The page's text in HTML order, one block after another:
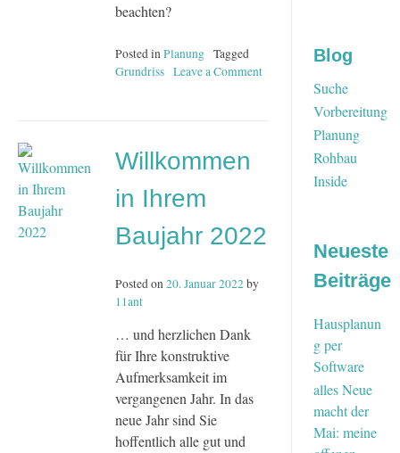
beachten?
Posted inPlanung Tagged
Grundriss Leave a Comment
der
ändern
Willkommen
in Ihrem
Baujahr 2022
Posted on20. Januar 2022by
11ant
… und herzlichen Dank
für Ihre konstruktive
Aufmerksamkeit im
vergangenen Jahr. In das
neue Jahr sind Sie
hoffentlich alle gut und
Blog
Suche
Vorbereitung
Planung
Rohbau
Inside
Neueste
Beiträge
Hausplanun
g per
Software
alles Neue
macht der
Mai: meine